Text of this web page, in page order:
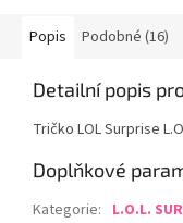
Popis Podobné (16)
Detailní popis
Tričko LOL Surprise
Doplňkové
Kategorie: L.O.L.